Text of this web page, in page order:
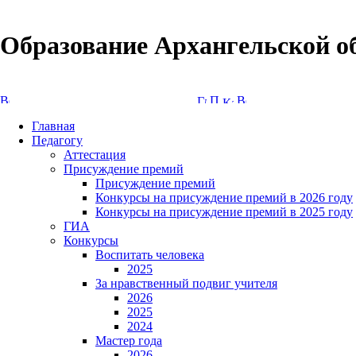
Образование Архангельской
Главная
Педагогу
Аттестация
Присуждение премий
Присуждение премий
Конкурсы на присуждение премий в 2026 году
Конкурсы на присуждение премий в 2025 году
ГИА
Конкурсы
Воспитать человека
2025
За нравственный подвиг учителя
2026
2025
2024
Мастер года